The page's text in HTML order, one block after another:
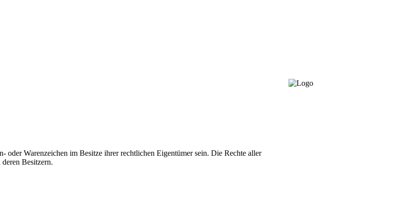
Warenzeichen im Besitze ihrer rechtlichen Eigentümer sein. Die Rechte aller
Besitzern.